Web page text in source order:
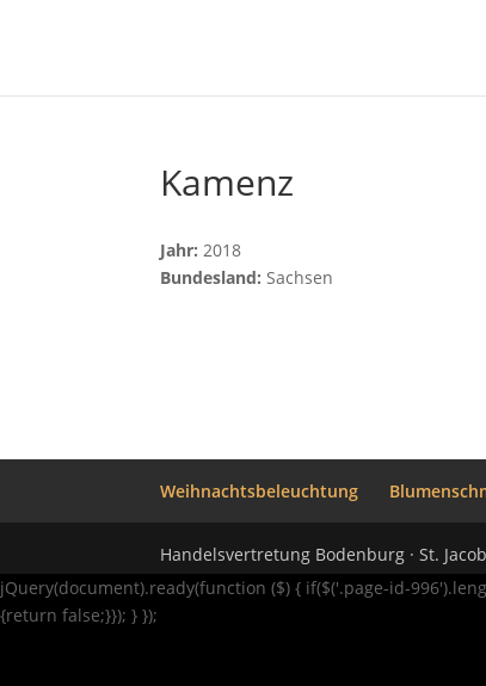
Kamenz
Jahr:2018
Bundesland:Sachsen
Weihnachtsbeleuchtung
Handelsvertretung Bodenburg · St.
jQuery(document).ready(function ($) { if($('.page-id-
{return false;}}); } });